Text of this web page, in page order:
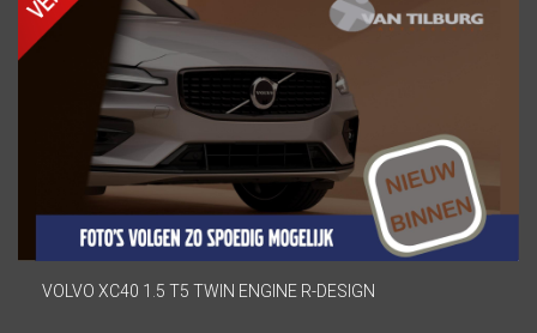
VOLVO XC40 1.5 T5 TWIN ENGINE R-DESIGN